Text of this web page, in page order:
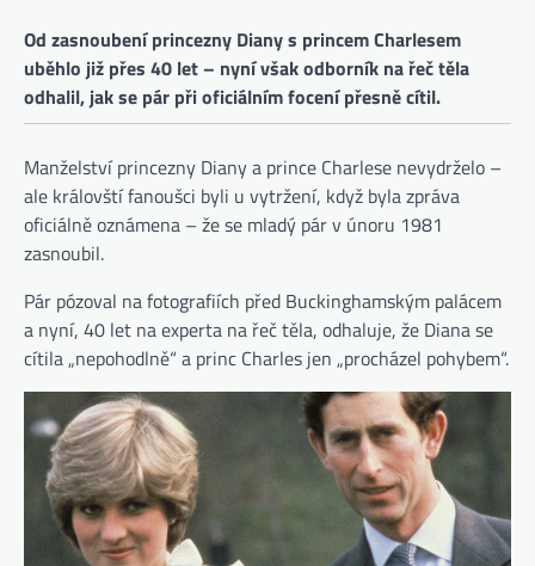
Od zasnoubení princezny Diany s princem Charlesem
uběhlo již přes 40 let – nyní však odborník na řeč těla
odhalil, jak se pár při oficiálním focení přesně cítil.
Manželství princezny Diany a prince Charlese nevydrželo –
ale královští fanoušci byli u vytržení, když byla zpráva
oficiálně oznámena – že se mladý pár v únoru 1981
zasnoubil.
Pár pózoval na fotografiích před Buckinghamským palácem
a nyní, 40 let na experta na řeč těla, odhaluje, že Diana se
cítila „nepohodlně“ a princ Charles jen „procházel pohybem“.